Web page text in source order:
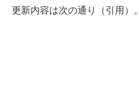
更新内容は次の通り（引用）。